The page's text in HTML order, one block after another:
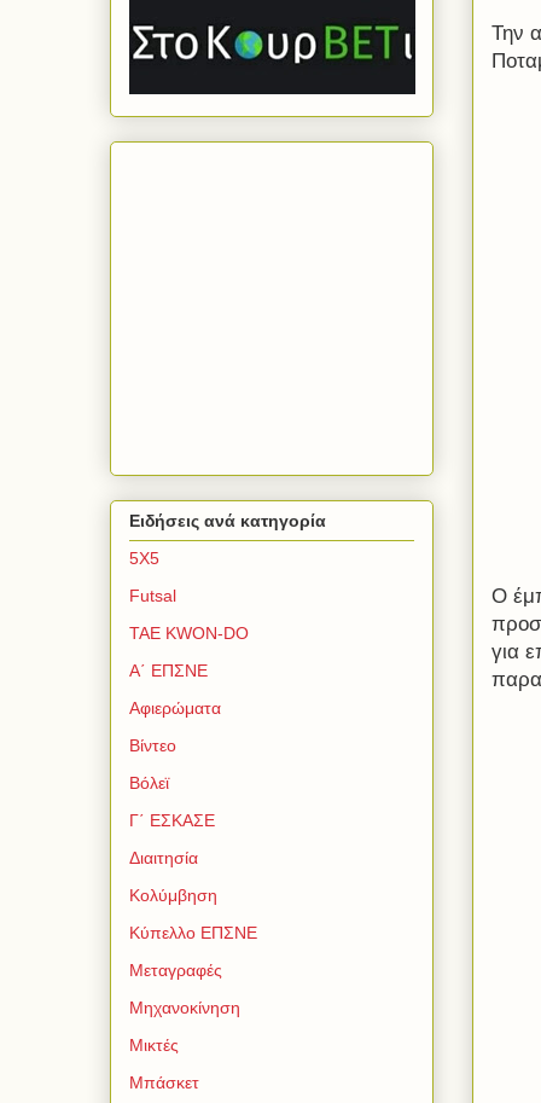
Την
Ο
για
Ειδήσεις ανά κατηγορία
5Χ5
Futsal
TAE KWON-DO
Α΄ ΕΠΣΝΕ
Αφιερώματα
Βίντεο
Βόλεϊ
Γ΄ ΕΣΚΑΣΕ
Διαιτησία
Κολύμβηση
Κύπελλο ΕΠΣΝΕ
Μεταγραφές
Μηχανοκίνηση
Μικτές
Μπάσκετ